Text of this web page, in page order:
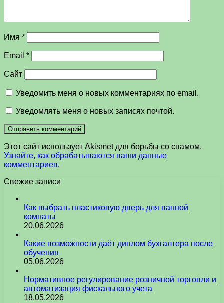
Имя *
Email *
Сайт
Уведомить меня о новых комментариях по email.
Уведомлять меня о новых записях почтой.
Этот сайт использует Akismet для борьбы со спамом.
Узнайте, как обрабатываются ваши данные
комментариев.
Свежие записи
Как выбрать пластиковую дверь для ванной
комнаты
20.06.2026
Какие возможности даёт диплом бухгалтера после
обучения
05.06.2026
Нормативное регулирование розничной торговли и
автоматизация фискального учета
18.05.2026